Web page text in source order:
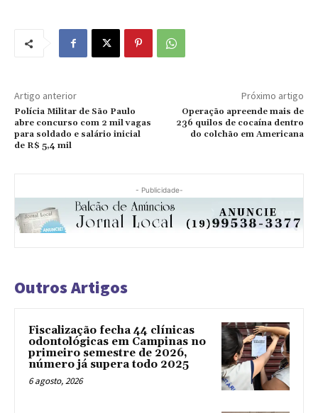
Artigo anterior
Polícia Militar de São Paulo
abre concurso com 2 mil vagas
para soldado e salário inicial
de R$ 5,4 mil
Próximo artigo
Operação apreende mais de
236 quilos de cocaína dentro
do colchão em Americana
- Publicidade-
Outros Artigos
Fiscalização fecha 44 clínicas
odontológicas em Campinas no
primeiro semestre de 2026,
número já supera todo 2025
6 agosto, 2026